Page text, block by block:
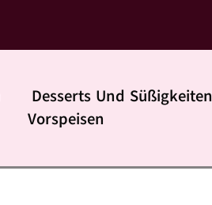
Desserts Und Süßigkeiten
Vorspeisen